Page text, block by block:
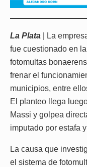
La Plata | La
fue cuestionado en
fotomultas
frenar el
municipios, entre
El planteo llega
Massi y golpea
imputado por estafa
La causa que
el sistema de